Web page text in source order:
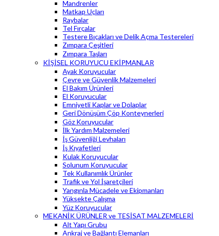
Mandrenler
Matkap Uçları
Raybalar
Tel Fırçalar
Testere Bıçakları ve Delik Açma Testereleri
Zımpara Çeşitleri
Zımpara Taşları
KİŞİSEL KORUYUCU EKİPMANLAR
Ayak Koruyucular
Çevre ve Güvenlik Malzemeleri
El Bakım Ürünleri
El Koruyucular
Emniyetli Kaplar ve Dolaplar
Geri Dönüşüm Çöp Konteynerleri
Göz Koruyucular
İlk Yardım Malzemeleri
İş Güvenliği Levhaları
İş Kıyafetleri
Kulak Koruyucular
Solunum Koruyucular
Tek Kullanımlık Ürünler
Trafik ve Yol İşaretçileri
Yangınla Mücadele ve Ekipmanları
Yüksekte Çalışma
Yüz Koruyucular
MEKANİK ÜRÜNLER ve TESİSAT MALZEMELERİ
Alt Yapı Grubu
Ankraj ve Bağlantı Elemanları